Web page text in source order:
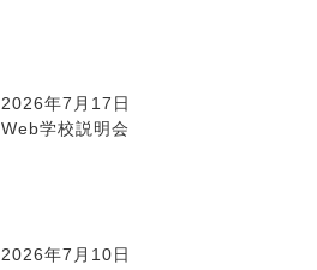
2026年7月17日
Web学校説明会
2026年7月10日